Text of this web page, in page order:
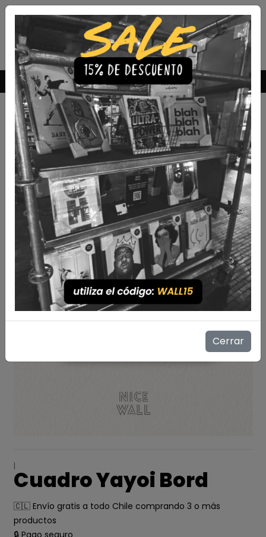
Envío Gratis a todo Chile comprando 3 o más productos
|
Cuadro Yayoi Bord
🇨🇱 Envío gratis a todo Chile comprando 3 o más
productos
Cerrar